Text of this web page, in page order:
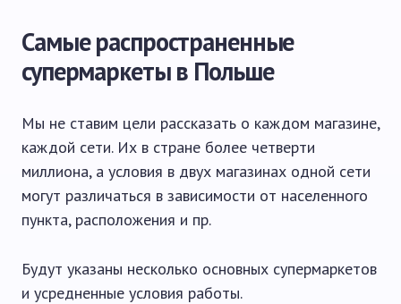
Самые распространенные
супермаркеты в Польше
Мы не ставим цели рассказать о каждом магазине,
каждой сети. Их в стране более четверти
миллиона, а условия в двух магазинах одной сети
могут различаться в зависимости от населенного
пункта, расположения и пр.
Будут указаны несколько основных супермаркетов
и усредненные условия работы.